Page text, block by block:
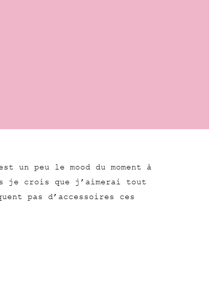
un peu le mood du moment à
je crois que j’aimerai tout
pas d’accessoires ces